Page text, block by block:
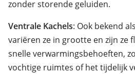
zonder storende geluiden.
Ventrale Kachels: Ook bekend
variëren ze in grootte en zijn ze
snelle verwarmingsbehoeften,
vochtige ruimtes of het tijdelijk